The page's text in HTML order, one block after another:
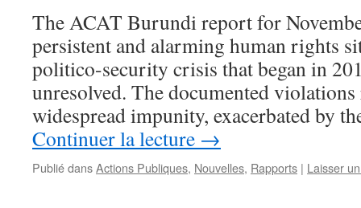
The ACAT Burundi report for
persistent and alarming human rights
politico-security crisis that began in
unresolved. The documented
widespread impunity, exacerbated by
Continuer la lecture →
Publié dansActions Publiques, Nouvelles, Rapports | Laisser